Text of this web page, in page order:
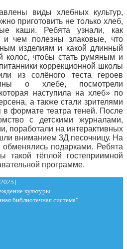
виды хлебных культур,
приготовить не только хлеб,
каши. Ребята узнали, как
чем полезны злаковые, что
изделиям и какой длинный
колос, чтобы стать румяным и
коррекционной школы
из солёного теста героев
о хлебе, посмотрели
наступила на хлеб» по
а также стали зрителями
в формате театра теней. После
с детскими журналами,
поработали на интерактивных
вниманием 3Д песочницу. На
подарками. Ребята
такой тёплой гостеприимной
программе.
культуры
библиотечная система"